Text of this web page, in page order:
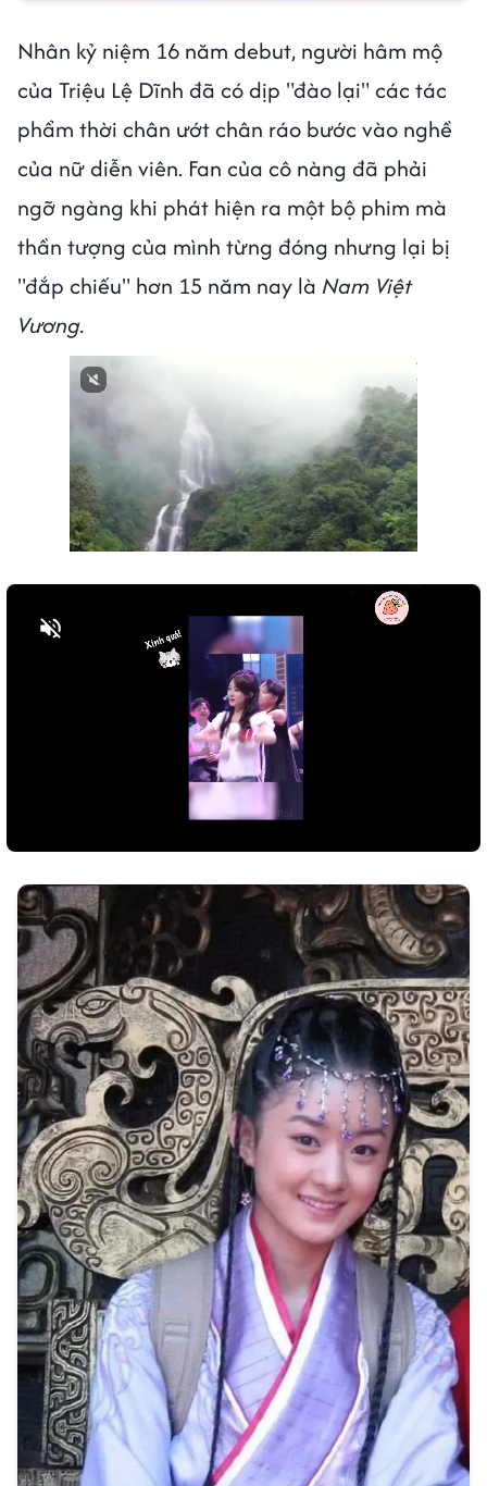
Nhân kỷ niệm 16 năm debut, người hâm mộ
của Triệu Lệ Dĩnh đã có dịp "đào lại" các tác
phẩm thời chân ướt chân ráo bước vào nghề
của nữ diễn viên. Fan của cô nàng đã phải
ngỡ ngàng khi phát hiện ra một bộ phim mà
thần tượng của mình từng đóng nhưng lại bị
"đắp chiếu" hơn 15 năm nay là Nam Việt
Vương.